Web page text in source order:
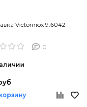
Victorinox 9.6042
0